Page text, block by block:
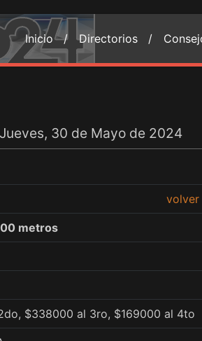
Inicio / Directorios /
30 de Mayo de 2024
volver
metros
$338000 al 3ro, $169000 al 4to